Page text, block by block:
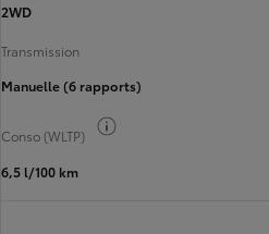
2WD
Transmission
Manuelle (6 rapports)
Conso (WLTP)
6,5 l/100 km